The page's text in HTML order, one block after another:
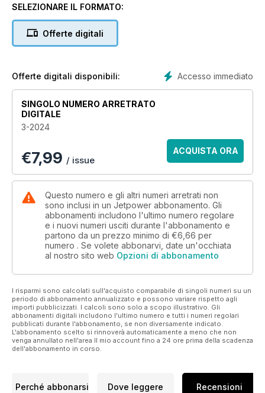
Jens Gujtman talks about the practical accessory from Austria
Kerry Sterners Vampire
Built from the 1:4 parts set from FUN Modellbau
Dassault Falcon
Christopher Ferkl reports on the maiden flights of two models
F-104 Starfighter
Ducted fan conversion of the Airworld model
Lufttransportgeschwader 62 of the German Air Force
Update on the JetPower readers’ trip
SELEZIONARE IL FORMATO:
Offerte digitali
Accesso immediato
Offerte digitali disponibili:
SINGOLO NUMERO ARRETRATO
DIGITALE
3-2024
€7,99 / issue
ACQUISTA ORA
Questo numero e gli altri numeri arretrati non
sono inclusi in un Jetpower abbonamento. Gli
abbonamenti includono l'ultimo numero regolare
e i nuovi numeri usciti durante l'abbonamento e
partono da un prezzo minimo di €6,66 per
numero . Se volete abbonarvi, date un'occhiata
al nostro sito web Opzioni di abbonamento
I risparmi sono calcolati sull'acquisto comparabile di singoli numeri su un
periodo di abbonamento annualizzato e possono variare rispetto agli
importi pubblicizzati. I calcoli sono solo a scopo illustrativo. Gli
abbonamenti digitali includono l'ultimo numero e tutti i numeri regolari
pubblicati durante l'abbonamento, se non diversamente indicato.
L'abbonamento scelto si rinnoverà automaticamente a meno che non
venga annullato nell'area Il mio account fino a 24 ore prima della scadenza
dell'abbonamento in corso.
Perché abbonarsi Dove leggere Recensioni